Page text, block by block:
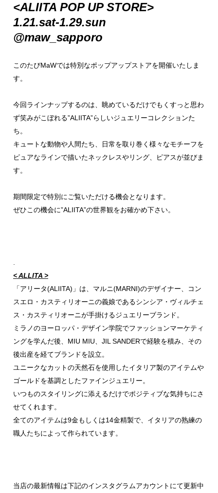
<ALIITA POP UP STORE>
1.21.sat-1.29.sun
@maw_sapporo
このたびMaWでは特別なポップアップストアを開催いたしま
す。
今回ラインナップするのは、眺めているだけでもくすっと思わ
ず笑みがこぼれる”ALIITA”らしいジュエリーコレクションた
ち。
キュートな動物や人間たち、日常を取り巻く様々なモチーフを
ピュアなラインで描いたネックレスやリング、ピアスが並びま
す。
期間限定で特別にご覧いただける機会となります。
ぜひこの機会に”ALIITA”の世界観をお確かめ下さい。
< ALLITA >
「アリータ(ALIITA)」は、マルニ(MARNI)のデザイナー、コン
スエロ・カスティリオーニの義娘であるシンシア・ヴィルチェ
ス・カスティリオーニが手掛けるジュエリーブランド。
ミラノのヨーロッパ・デザイン学院でファッションマーケティ
ングを学んだ後、MIU MIU、JIL SANDERで経験を積み、その
後出産を経てブランドを設立。
ユニークなカットの天然石を使用したイタリア製のアイテムや
ゴールドを基調としたファインジュエリー。
いつものスタイリングに添えるだけでポジティブな気持ちにさ
せてくれます。
全てのアイテムは9金もしくは14金精製で、イタリアの熟練の
職人たちによって作られています。
当店の最新情報は下記のインスタグラムアカウントにて更新中